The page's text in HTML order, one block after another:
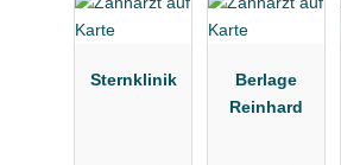
Sternklinik
Berlage
Reinhard